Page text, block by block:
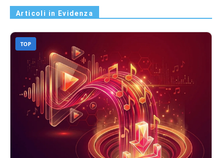
Articoli in Evidenza
TOP